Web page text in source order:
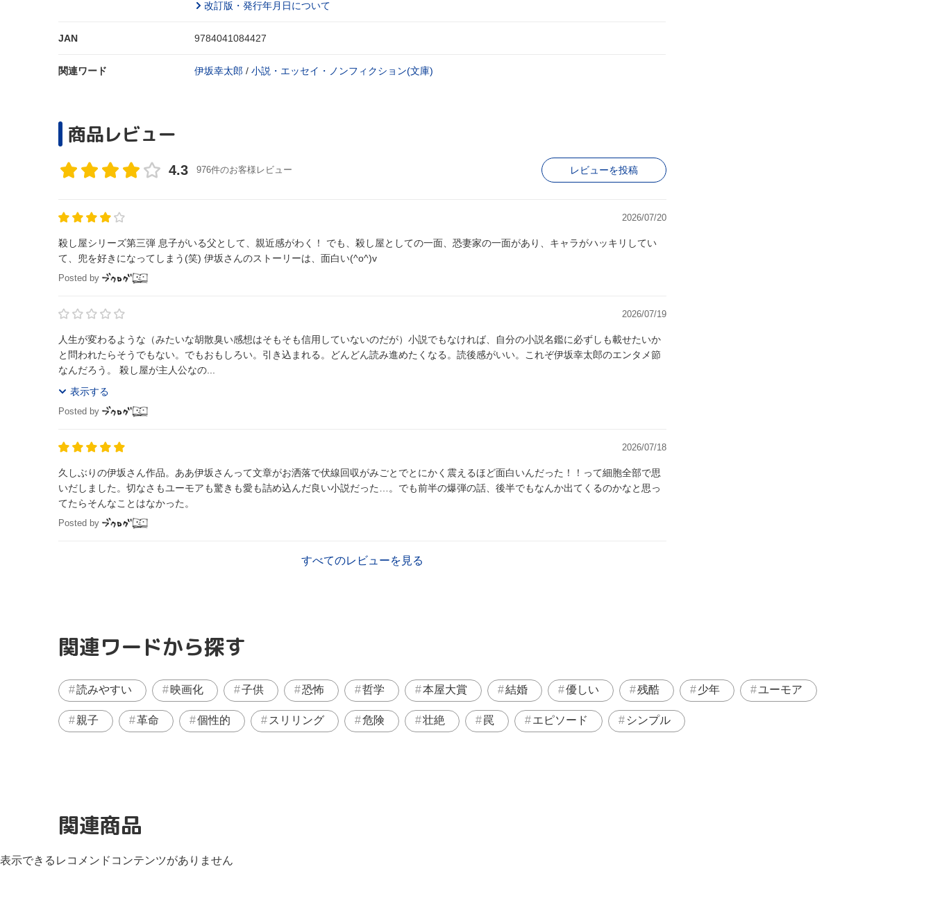
改訂版・発行年月日について
JAN 9784041084427
関連ワード 伊坂幸太郎 / 小説・エッセイ・ノンフィクション(文庫)
商品レビュー
4.3 976件のお客様レビュー レビューを投稿
2026/07/20
殺し屋シリーズ第三弾 息子がいる父として、親近感がわく！ でも、殺し屋としての一面、恐妻家の一面があり、キャラがハッキリしてい
て、兜を好きになってしまう(笑) 伊坂さんのストーリーは、面白い(^o^)v
Posted by
2026/07/19
人生が変わるような（みたいな胡散臭い感想はそもそも信用していないのだが）小説でもなければ、自分の小説名鑑に必ずしも載せたいか
と問われたらそうでもない。でもおもしろい。引き込まれる。どんどん読み進めたくなる。読後感がいい。これぞ伊坂幸太郎のエンタメ節
なんだろう。 殺し屋が主人公なの...
表示する
Posted by
2026/07/18
久しぶりの伊坂さん作品。ああ伊坂さんって文章がお洒落で伏線回収がみごとでとにかく震えるほど面白いんだった！！って細胞全部で思
いだしました。切なさもユーモアも驚きも愛も詰め込んだ良い小説だった…。でも前半の爆弾の話、後半でもなんか出てくるのかなと思っ
てたらそんなことはなかった。
Posted by
すべてのレビューを見る
関連ワードから探す
読みやすい 映画化 子供 恐怖 哲学 本屋大賞 結婚 優しい 残酷 少年 ユーモア
親子 革命 個性的 スリリング 危険 壮絶 罠 エピソード シンプル
関連商品
表示できるレコメンドコンテンツがありません